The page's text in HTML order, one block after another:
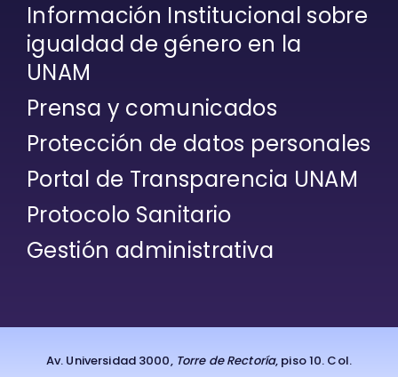
Información Institucional sobre
igualdad de género en la
UNAM
Prensa y comunicados
Protección de datos personales
Portal de Transparencia UNAM
Protocolo Sanitario
Gestión administrativa
Av. Universidad 3000, Torre de Rectoría, piso 10. Col.